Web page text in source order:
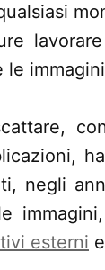
le
negli
esterni e